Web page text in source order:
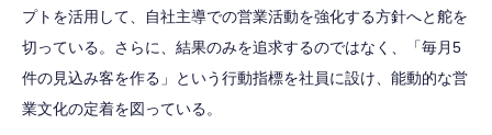
プトを活用して、自社主導での営業活動を強化する方針へと舵を
切っている。さらに、結果のみを追求するのではなく、「毎月5
件の見込み客を作る」という行動指標を社員に設け、能動的な営
業文化の定着を図っている。